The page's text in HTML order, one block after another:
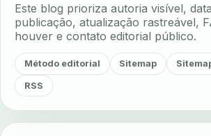
aerossois agenda agenda clinica
agenda inteligente agenda
agendamento agendamento digital
agendamento inteligente
Este blog prioriza autoria visível,
publicação, atualização rastreável,
houver e contato editorial público.
Método editorial Sitemap
RSS